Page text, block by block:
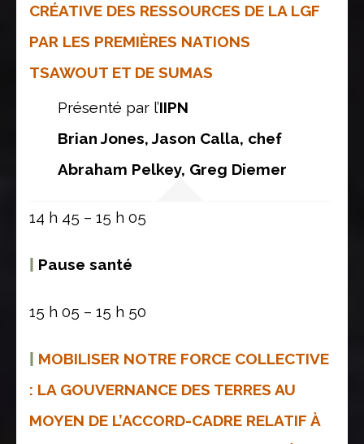
CRÉATIVE DES RESSOURCES DE LA LGF
PAR LES PREMIÈRES NATIONS
TSAWOUT ET DE SUMAS
Présenté par l’IIPN
Brian Jones, Jason Calla, chef
Abraham Pelkey, Greg Diemer
14 h 45 – 15 h 05
Pause santé
15 h 05 – 15 h 50
MOBILISER NOTRE FORCE COLLECTIVE
: LA GOUVERNANCE DES TERRES AU
MOYEN DE L’ACCORD-CADRE RELATIF À